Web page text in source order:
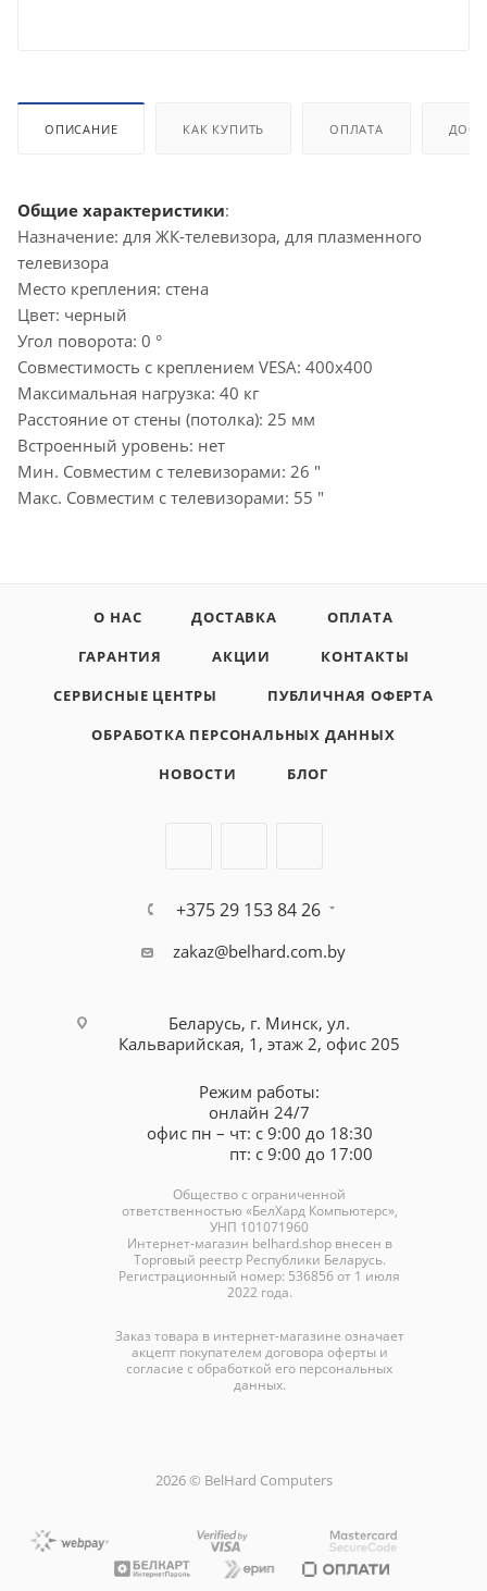
ОПИСАНИЕ КАК КУПИТЬ ОПЛАТА
Общие характеристики:
Назначение: для ЖК-телевизора, для плазменного
телевизора
Место крепления: стена
Цвет: черный
Угол поворота: 0 °
Совместимость с креплением VESA: 400x400
Максимальная нагрузка: 40 кг
Расстояние от стены (потолка): 25 мм
Встроенный уровень: нет
Мин. Совместим с телевизорами: 26 "
Макс. Совместим с телевизорами: 55 "
О НАС ДОСТАВКА
ОПЛАТА
ГАРАНТИЯ
АКЦИИ
КОНТАКТЫ
СЕРВИСНЫЕ ЦЕНТРЫ
ПУБЛИЧНАЯ ОФЕРТА
ОБРАБОТКА ПЕРСОНАЛЬНЫХ ДАННЫХ
НОВОСТИ
БЛОГ
+375 29 153 84 26
zakaz@belhard.com.by
Беларусь, г. Минск, ул.
Кальварийская, 1, этаж 2, офис 205
Режим работы:
онлайн 24/7
офис пн – чт: с 9:00 до 18:30
пт: с 9:00 до 17:00
Общество с ограниченной
ответственностью «БелХард Компьютерс»,
УНП 101071960
Интернет-магазин belhard.shopвнесен в
Торговый реестр Республики Беларусь.
Регистрационный номер: 536856 от 1 июля
2022 года.
Заказ товара в интернет-магазине означает
акцепт покупателем договора оферты и
согласие с обработкой его персональных
данных.
2026 © BelHard Computers